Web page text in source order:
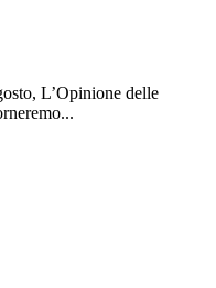
L’Opinione delle